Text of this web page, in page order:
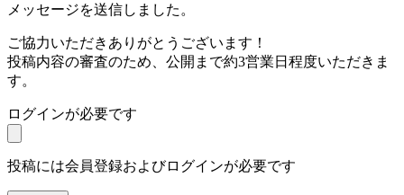
メッセージを送信しました。
ご協力いただきありがとうございます！
投稿内容の審査のため、公開まで約3営業日程度いただきま
す。
ログインが必要です
投稿には会員登録およびログインが必要です